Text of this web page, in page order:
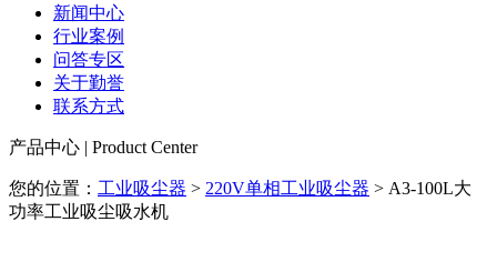
新闻中心
行业案例
问答专区
关于勤誉
联系方式
产品中心 | Product Center
您的位置： 工业吸尘器 > 220V单相工业吸尘器 > A3-100L大
功率工业吸尘吸水机